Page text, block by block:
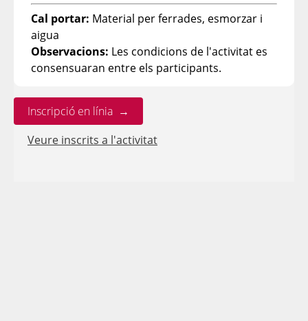
Cal portar: Material per ferrades, esmorzar i
aigua
Observacions: Les condicions de l'activitat es
consensuaran entre els participants.
Inscripció en línia →
Veure inscrits a l'activitat